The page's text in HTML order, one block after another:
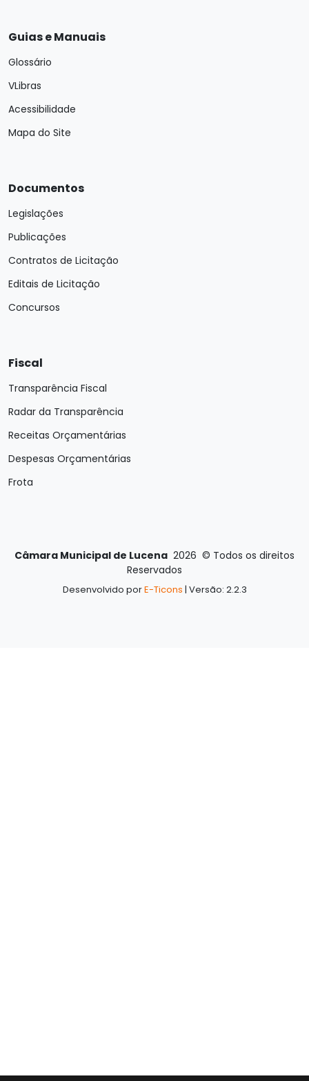
Guias e Manuais
Glossário
VLibras
Acessibilidade
Mapa do Site
Documentos
Legislações
Publicações
Contratos de Licitação
Editais de Licitação
Concursos
Fiscal
Transparência Fiscal
Radar da Transparência
Receitas Orçamentárias
Despesas Orçamentárias
Frota
Câmara Municipal de Lucena 2026 © Todos os direitos
Reservados
Desenvolvido porE-Ticons | Versão: 2.2.3